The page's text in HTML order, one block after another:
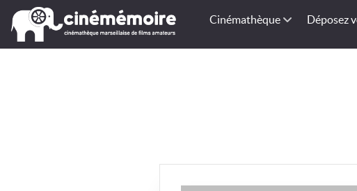
Cinémathèque Déposez